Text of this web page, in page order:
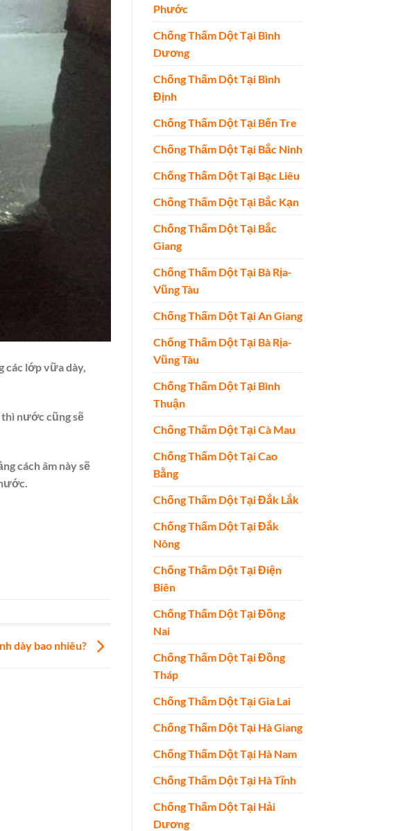
các lớp vữa dày,
thì nước cũng sẽ
cách âm này sẽ
dày bao nhiêu?
Phước
Chống Thấm Dột Tại Bình
Dương
Chống Thấm Dột Tại Bình
Định
Chống Thấm Dột Tại Bến Tre
Chống Thấm Dột Tại Bắc Ninh
Chống Thấm Dột Tại Bạc Liêu
Chống Thấm Dột Tại Bắc Kạn
Chống Thấm Dột Tại Bắc
Giang
Chống Thấm Dột Tại Bà Rịa-
Vũng Tàu
Chống Thấm Dột Tại An Giang
Chống Thấm Dột Tại Bà Rịa-
Vũng Tàu
Chống Thấm Dột Tại Bình
Thuận
Chống Thấm Dột Tại Cà Mau
Chống Thấm Dột Tại Cao
Bằng
Chống Thấm Dột Tại Đắk Lắk
Chống Thấm Dột Tại Đắk
Nông
Chống Thấm Dột Tại Điện
Biên
Chống Thấm Dột Tại Đồng
Nai
Chống Thấm Dột Tại Đồng
Tháp
Chống Thấm Dột Tại Gia Lai
Chống Thấm Dột Tại Hà Giang
Chống Thấm Dột Tại Hà Nam
Chống Thấm Dột Tại Hà Tĩnh
Chống Thấm Dột Tại Hải
Dương